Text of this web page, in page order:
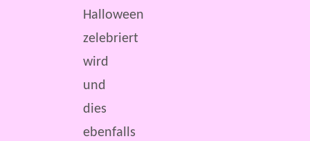
Halloween
zelebriert
wird
und
dies
ebenfalls